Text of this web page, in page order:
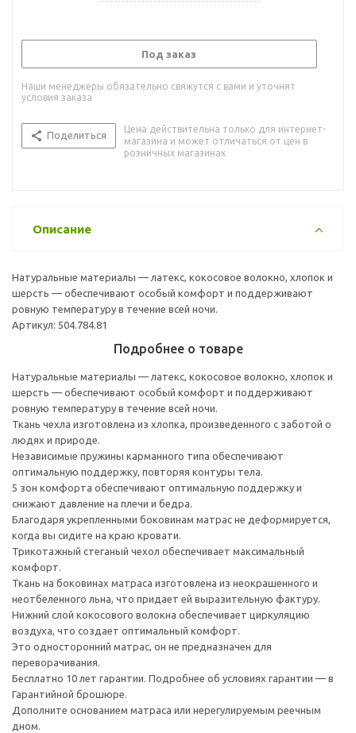
Под заказ
Наши менеджеры обязательно свяжутся с вами и уточнят
условия заказа
Поделиться
Цена действительна только для интернет-
магазина и может отличаться от цен в
розничных магазинах
Описание
Натуральные материалы — латекс, кокосовое волокно, хлопок и
шерсть — обеспечивают особый комфорт и поддерживают
ровную температуру в течение всей ночи.
Артикул: 504.784.81
Подробнее о товаре
Натуральные материалы — латекс, кокосовое волокно, хлопок и
шерсть — обеспечивают особый комфорт и поддерживают
ровную температуру в течение всей ночи.
Ткань чехла изготовлена из хлопка, произведенного с заботой о
людях и природе.
Независимые пружины карманного типа обеспечивают
оптимальную поддержку, повторяя контуры тела.
5 зон комфорта обеспечивают оптимальную поддержку и
снижают давление на плечи и бедра.
Благодаря укрепленными боковинам матрас не деформируется,
когда вы сидите на краю кровати.
Трикотажный стеганый чехол обеспечивает максимальный
комфорт.
Ткань на боковинах матраса изготовлена из неокрашенного и
неотбеленного льна, что придает ей выразительную фактуру.
Нижний слой кокосового волокна обеспечивает циркуляцию
воздуха, что создает оптимальный комфорт.
Это односторонний матрас, он не предназначен для
переворачивания.
Бесплатно 10 лет гарантии. Подробнее об условиях гарантии — в
Гарантийной брошюре.
Дополните основанием матраса или нерегулируемым реечным
дном.